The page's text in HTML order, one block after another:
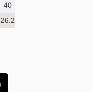
40
26.2